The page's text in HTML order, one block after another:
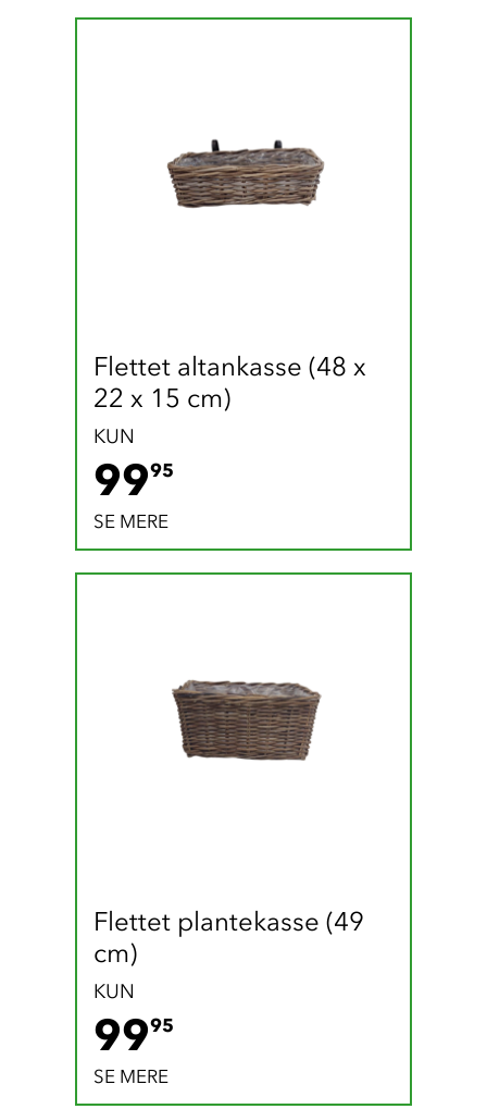
Flettet altankasse (48 x
22 x 15 cm)
KUN
9995
SE MERE
Flettet plantekasse (49
cm)
KUN
9995
SE MERE